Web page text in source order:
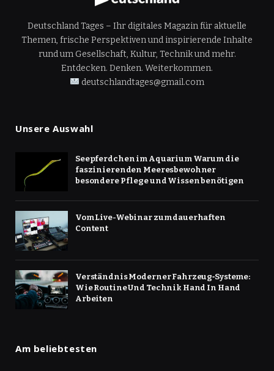
Deutschland Tages – Ihr digitales Magazin für aktuelle
Themen, frische Perspektiven und inspirierende Inhalte
rund um Gesellschaft, Kultur, Technik und mehr.
Entdecken. Denken. Weiterkommen.
deutschlandtages@gmail.com
Unsere Auswahl
Seepferdchen im Aquarium Warum die
faszinierenden Meeresbewohner
besondere Pflege und Wissen benötigen
Vom Live-Webinar zum dauerhaften
Content
Verständnis Moderner Fahrzeug‑Systeme:
Wie Routine Und Technik Hand In Hand
Arbeiten
Am beliebtesten